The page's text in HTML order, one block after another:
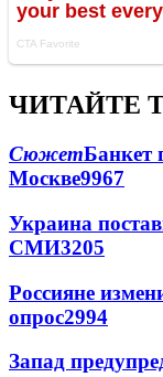
ЧИТАЙТЕ
СюжетБанкет
Москве9967
Украина
СМИ3205
Россияне
опрос2994
Запад